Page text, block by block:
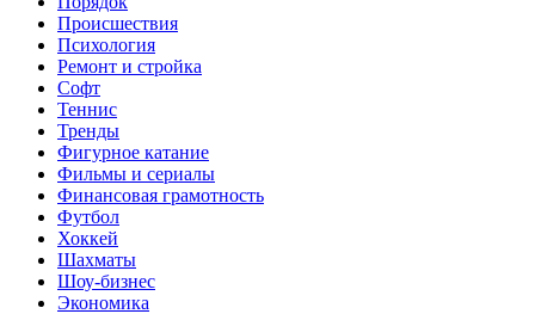
Происшествия
Психология
Ремонт и стройка
Софт
Теннис
Тренды
Фигурное катание
Фильмы и сериалы
Финансовая грамотность
Футбол
Хоккей
Шахматы
Шоу-бизнес
Экономика